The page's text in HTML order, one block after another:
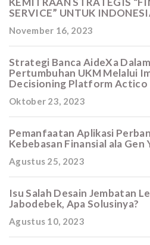
SERVICE” UNTUK
November 16, 2023
Strategi Banca AideXa
Pertumbuhan UKM Melalui
Decisioning Platform Actico
Oktober 23, 2023
Pemanfaatan Aplikasi
Kebebasan Finansial ala Gen
Agustus 25, 2023
Isu Salah Desain Jembatan
Jabodebek, Apa Solusinya?
Agustus 10, 2023